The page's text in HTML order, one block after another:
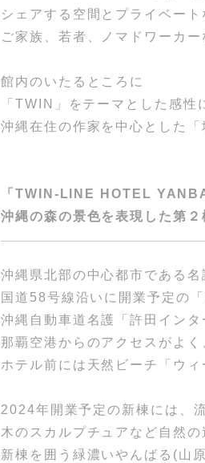
シェアする空間とプライベー
ご家族、若者、ノマドワーカ
館内のいたるところに
「TWIN」をテーマとした感
沖縄在住の作家を中心とした
「TWIN-LINE HOTEL
沖縄の森の景色を表現した第
沖縄県北部の中心都市である名
国道58号線沿いに開業予定の
沖縄自動車道名護「許田イン
那覇空港からのアクセスがよ
ホテル前には天然ビーチ「ウ
2024年開業予定の新棟には、
木のスカルプチュアなど自然
新棟を囲う緑濃いやんばる(山